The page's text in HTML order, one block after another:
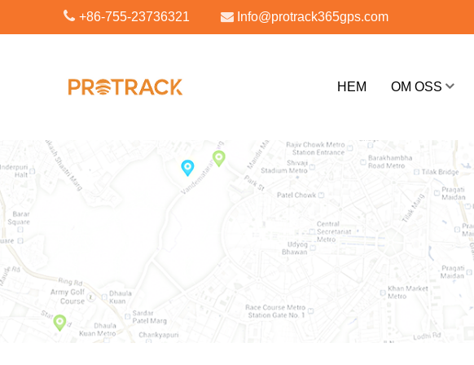
+86-755-23736321 Info@protrack365gps.com
HEM OM OSS